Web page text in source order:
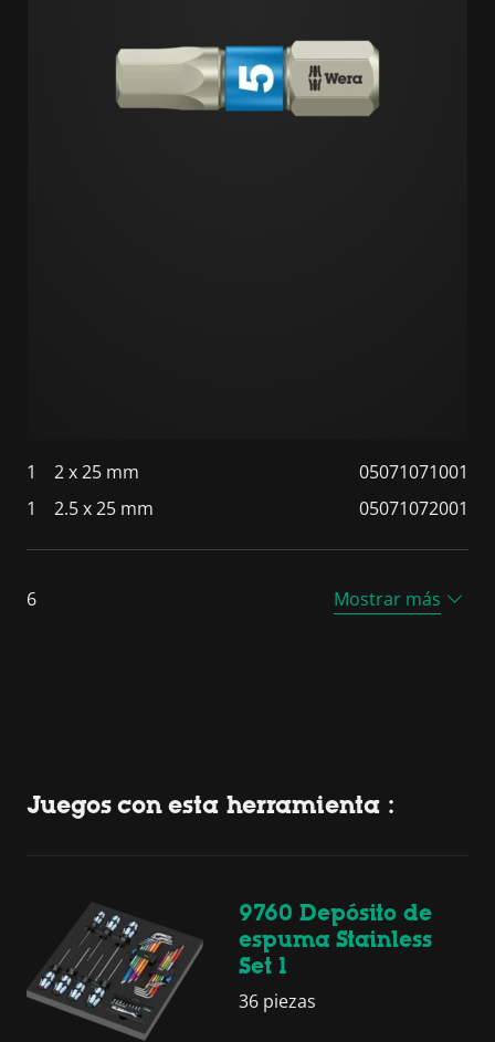
1 2 x 25 mm
05071071001
1
2.5 x 25 mm 05071072001
6 Mostrar más
Juegos con esta herramienta :
9760 Depósito de
espuma Stainless
Set 1
36 piezas